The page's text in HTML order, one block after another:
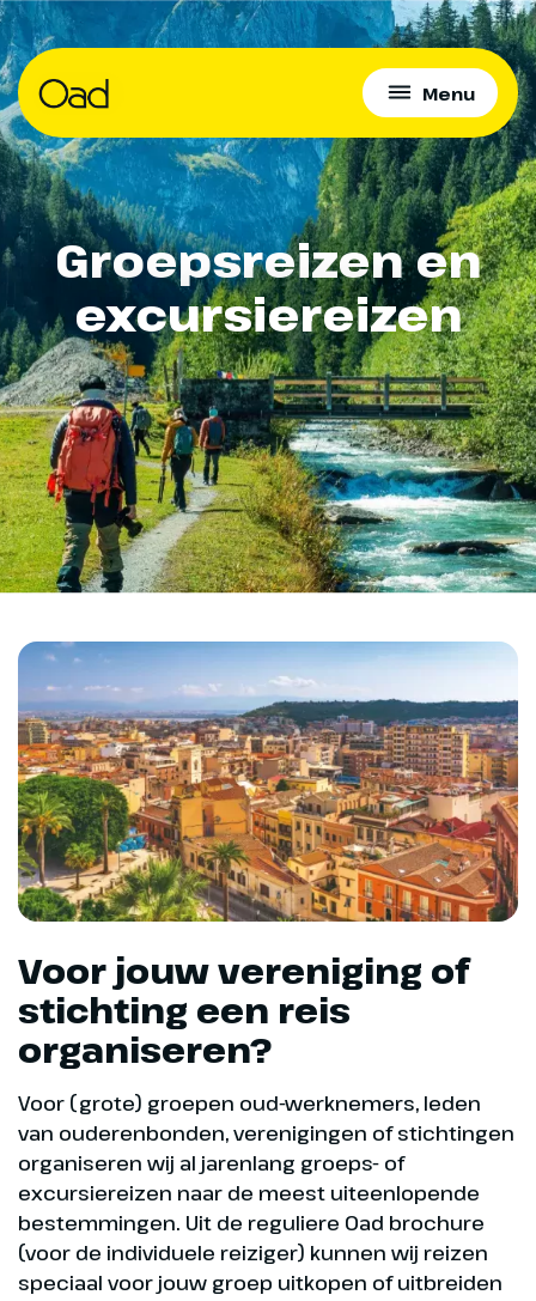
Menu
Groepsreizen en
excursiereizen
Voor jouw vereniging of
stichting een reis
organiseren?
Voor (grote) groepen oud-werknemers, leden
van ouderenbonden, verenigingen of stichtingen
organiseren wij al jarenlang groeps- of
excursiereizen naar de meest uiteenlopende
bestemmingen. Uit de reguliere Oad brochure
(voor de individuele reiziger) kunnen wij reizen
speciaal voor jouw groep uitkopen of uitbreiden